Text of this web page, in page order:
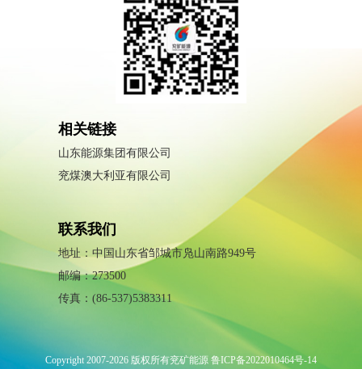
相关链接
山东能源集团有限公司
兖煤澳大利亚有限公司
联系我们
地址：中国山东省邹城市凫山南路949号
邮编：273500
传真：(86-537)5383311
Copyright 2007-2026 版权所有兖矿能源 鲁ICP备2022010464号-14